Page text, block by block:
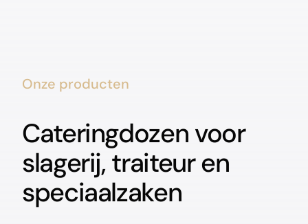
Onze producten
Cateringdozen voor
slagerij, traiteur en
speciaalzaken